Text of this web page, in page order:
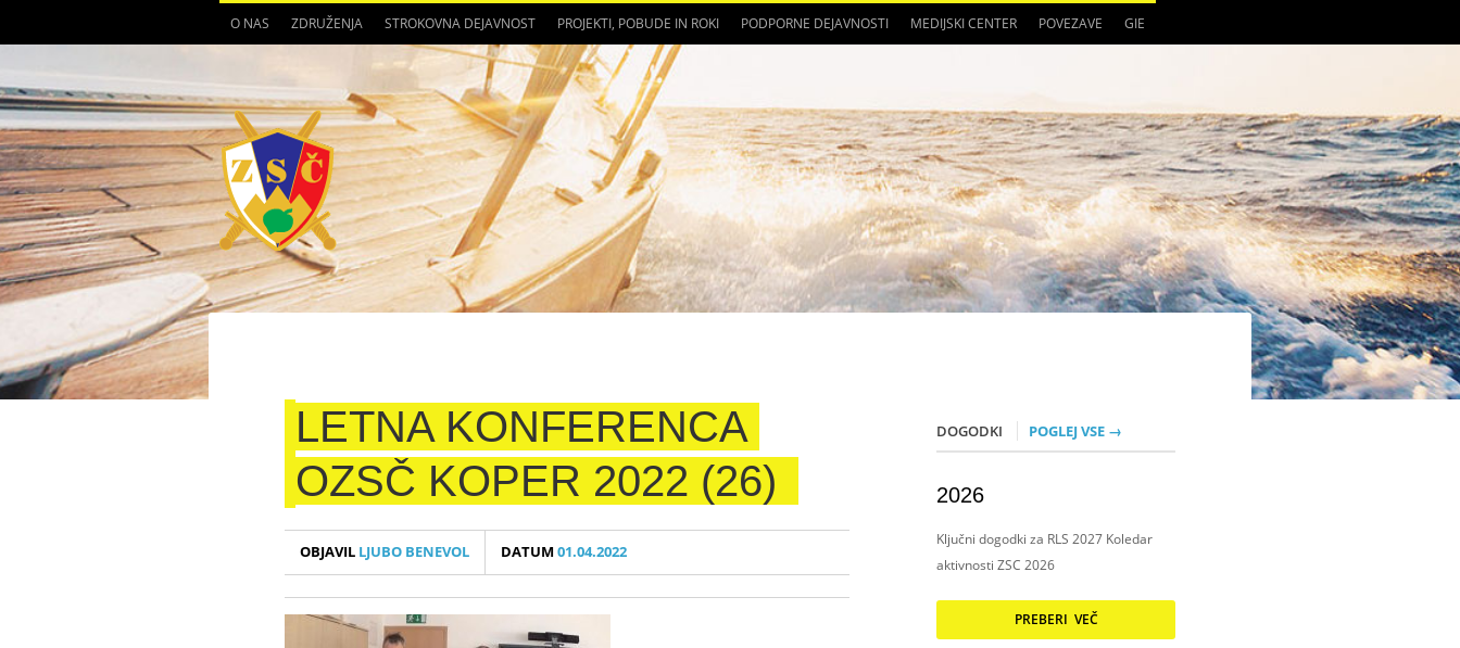
O NAS ZDRUŽENJA STROKOVNA DEJAVNOST PROJEKTI, POBUDE IN ROKI PODPORNE DEJAVNOSTI MEDIJSKI CENTER POVEZAVE GIE
LETNA KONFERENCA
OZSČ KOPER 2022 (26)
OBJAVIL LJUBO BENEVOL DATUM01.04.2022
DOGODKI POGLEJ VSE →
2026
Ključni dogodki za RLS 2027 Koledar
aktivnosti ZSC 2026
PREBERI VEČ